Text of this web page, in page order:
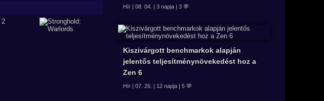
Hír | 08. 04. | 3 napja | 3 💬
Kiszivárgott benchmarkok alapján
jelentős teljesítménynövekedést hoz a
Zen 6
Hír | 07. 26. | 12 napja | 5 💬